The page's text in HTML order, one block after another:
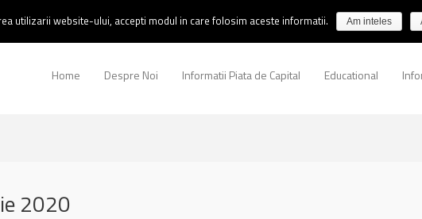
Home Despre Noi Informatii Piata de Capital Educational
2020
utilizarii website-ului, accepti modul in care folosim aceste informatii. Am inteles